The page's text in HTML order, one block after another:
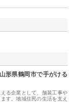
形県鶴岡市で手がける
る企業として、舗装工事や
す。地域住民の生活を支え